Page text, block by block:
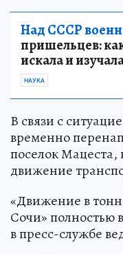
Над СССР
пришельцев:
искала и
НАУКА
В связи с
временно
поселок
движение
«Движение в
Сочи» полностью
в пресс-службе